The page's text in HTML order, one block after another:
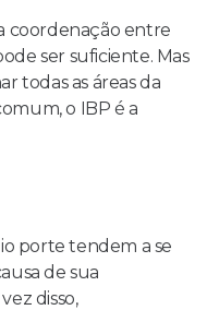
coordenação entre
ser suficiente. Mas
todas as áreas da
o IBP é a
porte tendem a se
de sua
disso,